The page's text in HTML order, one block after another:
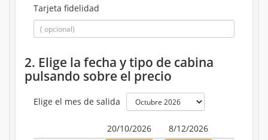
Tarjeta fidelidad
2. Elige la fecha y tipo de cabina
pulsando sobre el precio
Elige el mes de salida
20/10/2026 8/12/2026